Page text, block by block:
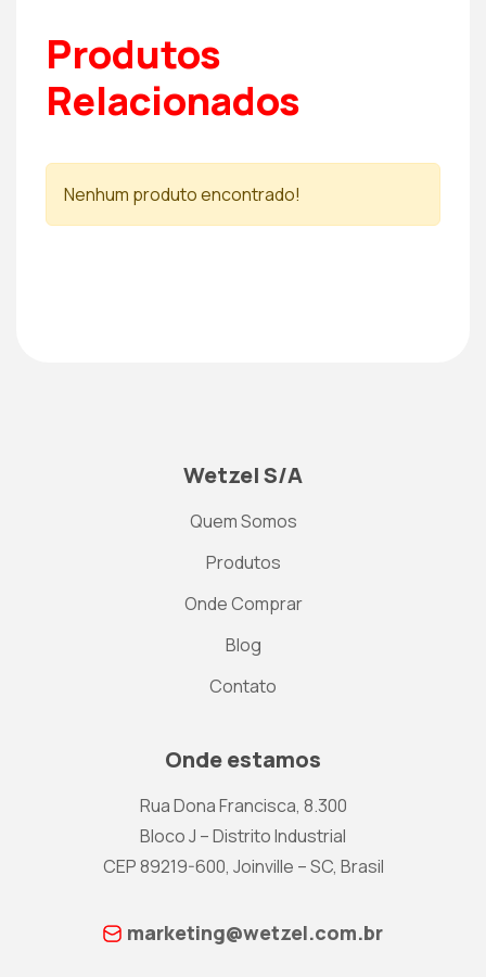
Produtos
Relacionados
Nenhum produto encontrado!
Wetzel S/A
Quem Somos
Produtos
Onde Comprar
Blog
Contato
Onde estamos
Rua Dona Francisca, 8.300
Bloco J – Distrito Industrial
CEP 89219-600, Joinville – SC, Brasil
marketing@wetzel.com.br